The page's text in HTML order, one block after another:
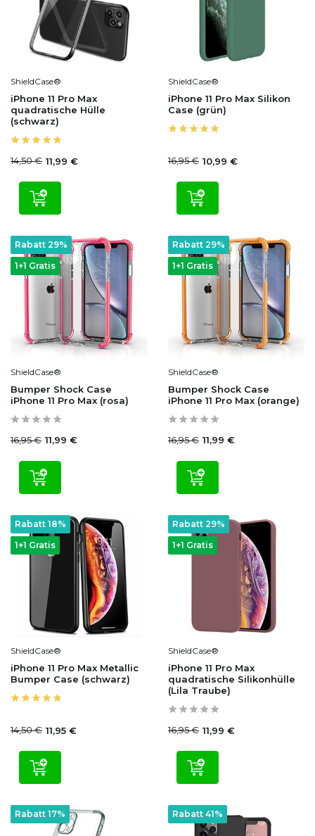
ShieldCase®
iPhone 11 Pro Max
quadratische Hülle
(schwarz)
14,50 € 11,99 €
ShieldCase®
iPhone 11 Pro Max Silikon
Case (grün)
16,95 € 10,99 €
1+1 Gratis
Rabatt 29%
ShieldCase®
Bumper Shock Case
iPhone 11 Pro Max (rosa)
16,95 € 11,99 €
1+1 Gratis
Rabatt 29%
ShieldCase®
Bumper Shock Case
iPhone 11 Pro Max (orange)
16,95 € 11,99 €
1+1 Gratis
Rabatt 18%
ShieldCase®
iPhone 11 Pro Max Metallic
Bumper Case (schwarz)
14,50 € 11,95 €
1+1 Gratis
Rabatt 29%
ShieldCase®
iPhone 11 Pro Max
quadratische Silikonhülle
(Lila Traube)
16,95 € 11,99 €
Rabatt 17% Rabatt 41%